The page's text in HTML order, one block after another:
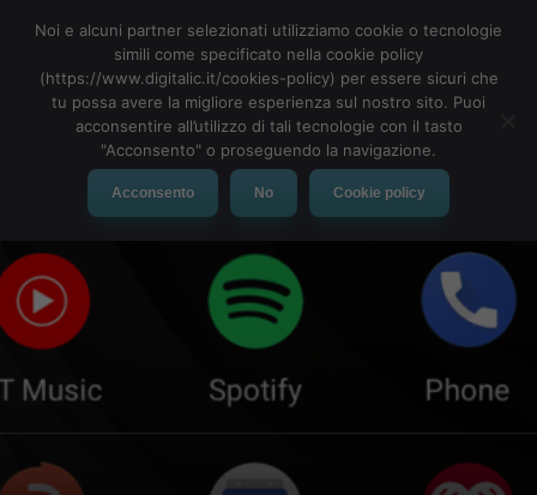
MENU
Noi e alcuni partner selezionati utilizziamo cookie o tecnologie
simili come specificato nella cookie policy
(https://www.digitalic.it/cookies-policy) per essere sicuri che
tu possa avere la migliore esperienza sul nostro sito. Puoi
acconsentire all’utilizzo di tali tecnologie con il tasto
"Acconsento" o proseguendo la navigazione.
Acconsento No Cookie policy